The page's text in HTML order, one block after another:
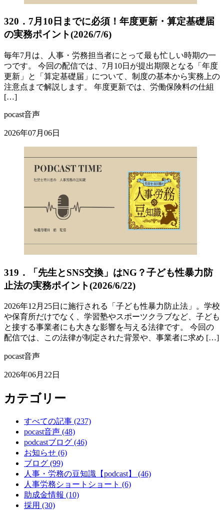
320．7月10日までに必須！年度更新・算定基礎届
の実務ポイント(2026/7/6)
毎年7月は、人事・労務担当者にとって最も忙しい時期の一
つです。 今回の配信では、7月10日が提出期限となる「年度
更新」と「算定基礎届」について、制度の基本から実務上の
注意点まで解説します。 年度更新では、労働保険料の仕組
[…]
pocast音声
2026年07月06日
319．「先生とSNS交換」はNG？子ども性暴力防
止法の実務ポイント(2026/6/22)
2026年12月25日に施行される「子ども性暴力防止法」。学校
や保育所だけでなく、学習塾やスポーツクラブなど、子ども
と接する事業者にも大きな影響を与える法律です。 今回の
配信では、この法律が制定された背景や、事業者に求め […]
pocast音声
2026年06月22日
カテゴリー
すべての記事 (237)
pocast音声 (48)
podcastブログ (46)
お知らせ (6)
ブログ (99)
人事・労務の豆知識【podcast】 (46)
人事労務ショートショート (6)
助成金情報 (10)
採用 (30)